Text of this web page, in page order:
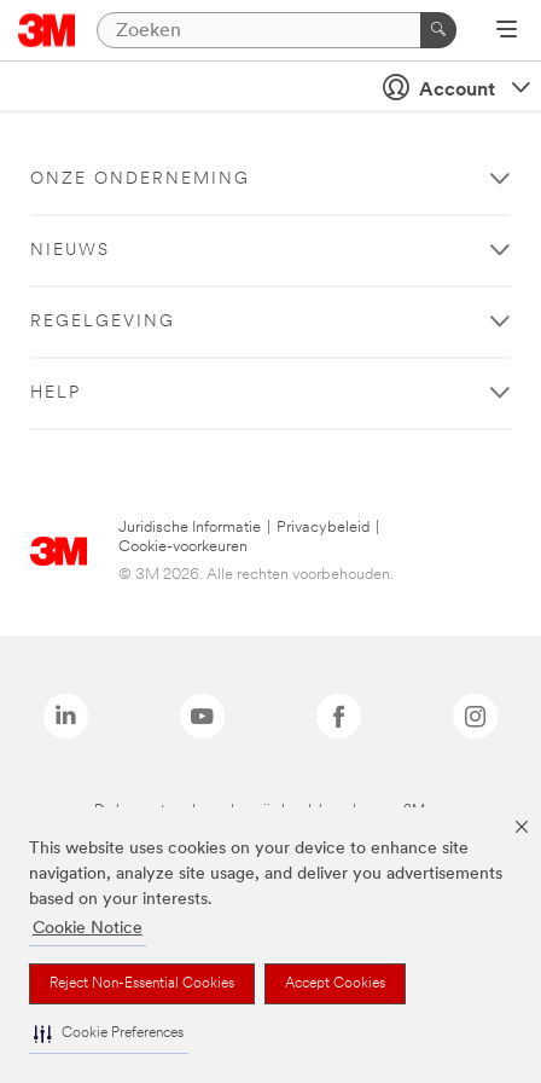
This website uses cookies on your device to enhance site
navigation, analyze site usage, and deliver you advertisements
based on your interests.
Cookie Notice
Reject Non-Essential Cookies Accept Cookies
Cookie Preferences
Account
ONZE ONDERNEMING
NIEUWS
REGELGEVING
HELP
Juridische Informatie Privacybeleid
Cookie-voorkeuren
© 3M 2026. Alle rechten voorbehouden.
De bovenstaande merken zijn handelsmerken van 3M.we